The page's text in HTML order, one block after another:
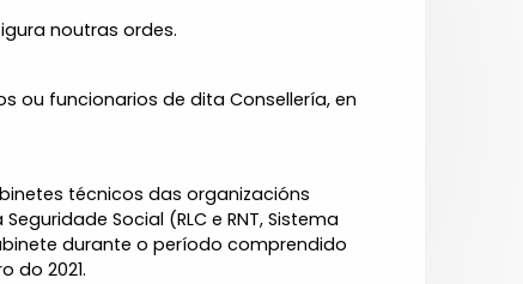
noutras ordes.
ou funcionarios de dita Consellería, en
técnicos das organizacións
Social (RLC e RNT, Sistema
durante o período comprendido
do 2021.